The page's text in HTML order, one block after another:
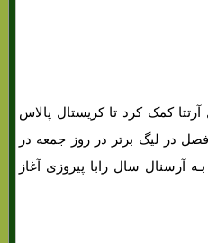
کمک کرد تا کریستال پالاس
بازی فصل در لیگ برتر در روز جمعه در
سال رابا پیروزی آغاز